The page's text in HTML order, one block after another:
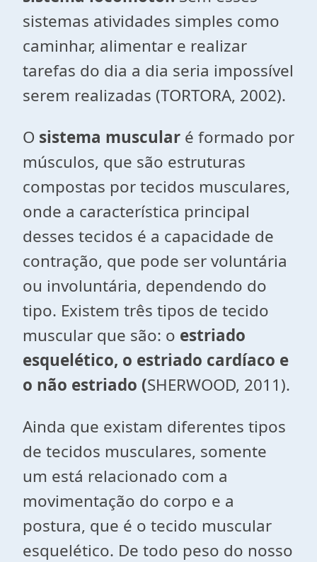
sistemas atividades simples como
caminhar, alimentar e realizar
tarefas do dia a dia seria impossível
serem realizadas (TORTORA, 2002).
O sistema muscular é formado por
músculos, que são estruturas
compostas por tecidos musculares,
onde a característica principal
desses tecidos é a capacidade de
contração, que pode ser voluntária
ou involuntária, dependendo do
tipo. Existem três tipos de tecido
muscular que são: o estriado
esquelético, o estriado cardíaco e
o não estriado (SHERWOOD, 2011).
Ainda que existam diferentes tipos
de tecidos musculares, somente
um está relacionado com a
movimentação do corpo e a
postura, que é o tecido muscular
esquelético. De todo peso do nosso